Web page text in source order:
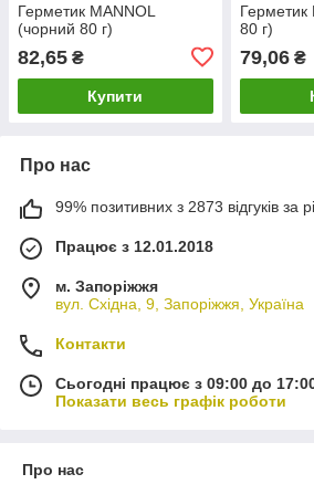
Герметик MANNOL
(чорний 80 г)
82,65 ₴
Купити
Герметик
80 г)
79,06₴
Про нас
99% позитивних з 2873 відгуків за
Працює з 12.01.2018
м. Запоріжжя
вул. Східна, 9, Запоріжжя, Україна
Контакти
Сьогодні працює з 09:00 до
Показати весь графік роботи
Про нас